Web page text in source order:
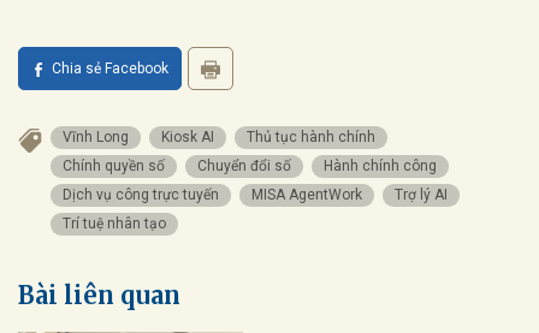
Chia sẻ Facebook
Vĩnh Long Kiosk AI
Thủ tục hành chính
Chính quyền số
Chuyển đổi số
Hành chính công
Dịch vụ công trực tuyến
MISA AgentWork
Trợ lý AI
Trí tuệ nhân tạo
Bài liên quan